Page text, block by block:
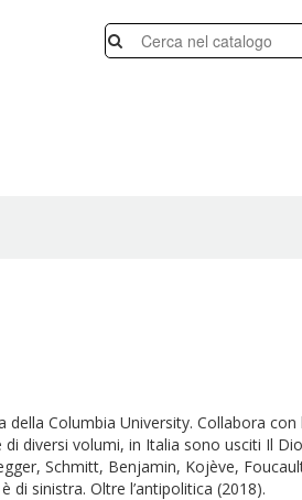
Columbia University. Collabora
diversi volumi, in Italia sono usciti Il
Schmitt, Benjamin, Kojève,
di sinistra. Oltre l’antipolitica (2018).